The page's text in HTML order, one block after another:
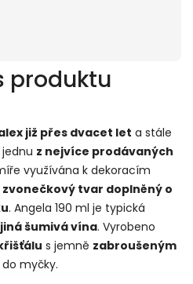
produktu
již přes dvacet let a stále
z nejvíce prodávaných
využívána k dekoracím
zvonečkový tvar doplněný o
. Angela 190 ml je typická
šumivá vína. Vyrobeno
s jemně zabroušeným
myčky.